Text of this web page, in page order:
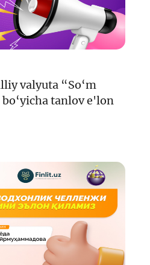
valyuta “So‘m
tanlov e'lon